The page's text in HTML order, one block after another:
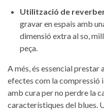
Utilització de
gravar en ‌espais amb
dimensió ⁢extra al so,
‌peça.
A​ més, és ​essencial
efectes com⁣ la‍ compressió
amb ⁣cura per no perdre la
característiques del blues.⁤